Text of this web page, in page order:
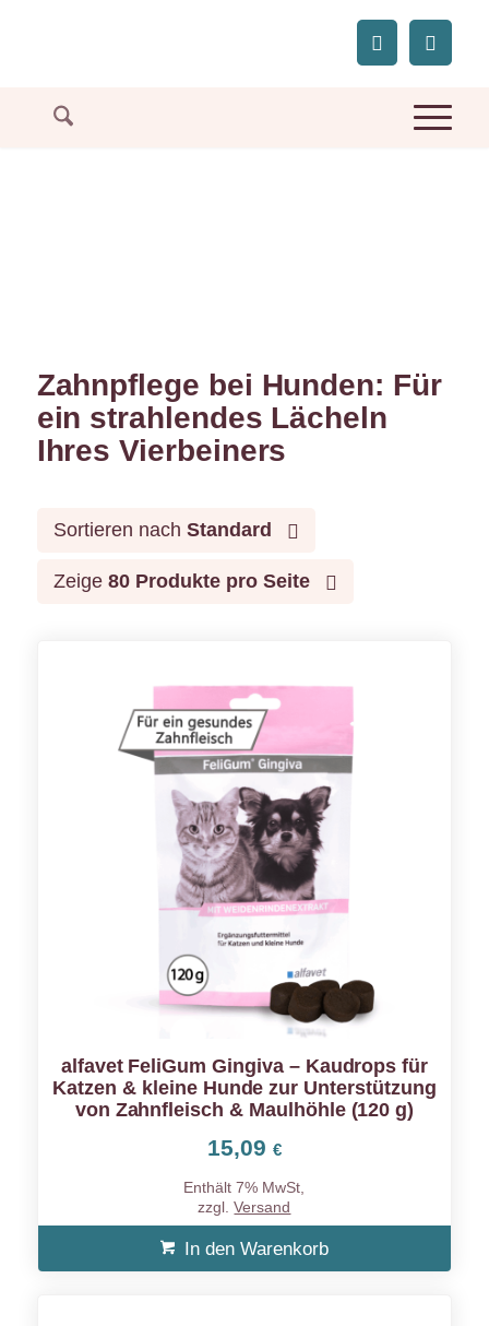
Zahnpflege bei Hunden: Für
ein strahlendes Lächeln
Ihres Vierbeiners
Sortieren nach Standard
Zeige 80 Produkte pro Seite
alfavet FeliGum Gingiva – Kaudrops für
Katzen & kleine Hunde zur Unterstützung
von Zahnfleisch & Maulhöhle (120 g)
15,09 €
Enthält 7% MwSt,
zzgl.Versand
In den Warenkorb